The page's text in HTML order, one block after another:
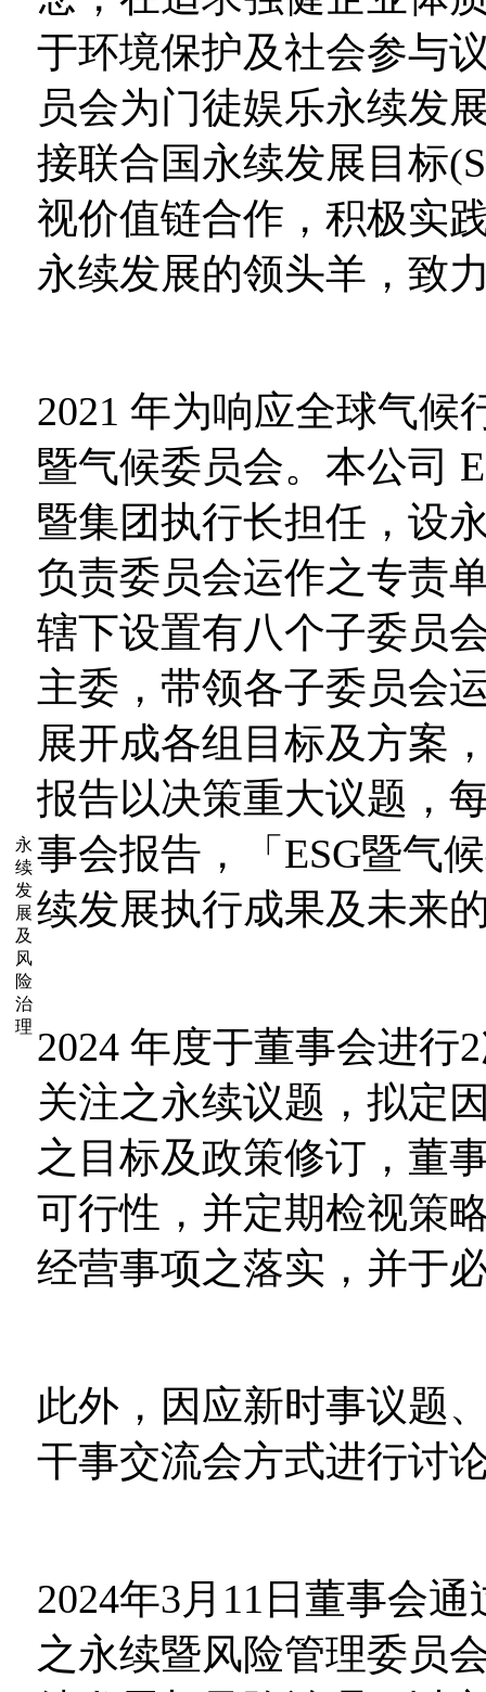
永
续
发
展
及
风
险
治
理
于环境保护及社会参与
员会为门徒娱乐永续发
接联合国永续发展目标
视价值链合作，积极实
永续发展的领头羊，致
2021 年为响应全球气候
暨气候委员会。本公司
暨集团执行长担任，设
负责委员会运作之专责
辖下设置有八个子委员
主委，带领各子委员会
展开成各组目标及方案
报告以决策重大议题，
事会报告，「ESG暨气
续发展执行成果及未来
2024 年度于董事会进行
关注之永续议题，拟定
之目标及政策修订，董
可行性，并定期检视策
经营事项之落实，并于
此外，因应新时事议题
干事交流会方式进行讨
2024年3月11日董事会
之永续暨风险管理委员